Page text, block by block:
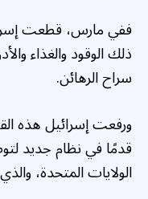
ففي مارس، قطعت
ذلك الوقود والغذاء
سراح الرهائن.
ورفعت إسرائيل هذه
قدمًا في نظام جديد
الولايات المتحدة،